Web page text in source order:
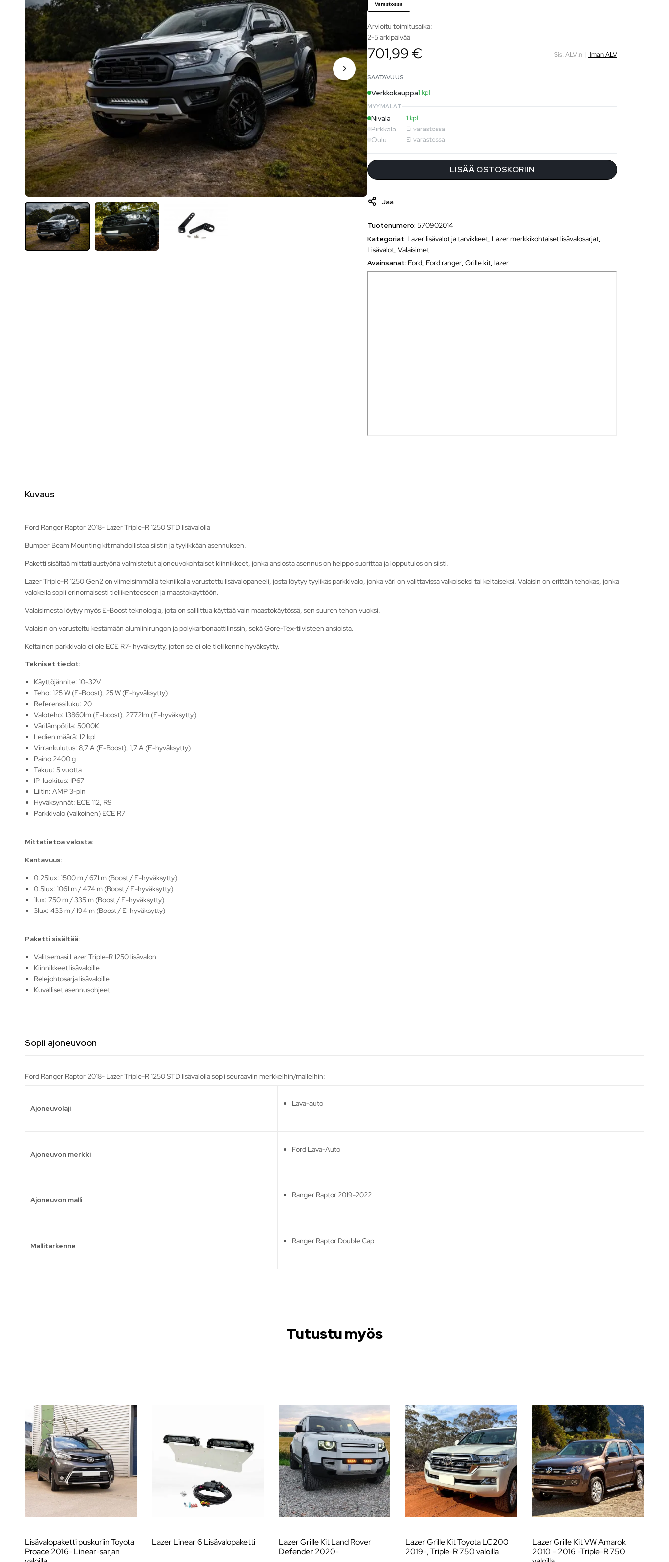
Varastossa
Arvioitu toimitusaika:
2-5 arkipäivää
701,99 € Sis. ALV:n | Ilman ALV
SAATAVUUS
Verkkokauppa1 kpl
MYYMÄLÄT
Nivala 1 kpl
Pirkkala Ei varastossa
Oulu Ei varastossa
LISÄÄ OSTOSKORIIN
Jaa
Tuotenumero: 570902014
Kategoriat: Lazer lisävalot ja tarvikkeet Lazer merkkikohtaiset lisävalosarjat
Lisävalot ,Valaisimet
Avainsanat: Ford Ford ranger ,Grille kit ,lazer
Kuvaus
Ford Ranger Raptor 2018- Lazer Triple-R 1250 STD lisävalolla
Bumper Beam Mounting kit mahdollistaa siistin ja tyylikkään asennuksen.
Paketti sisältää mittatilaustyönä valmistetut ajoneuvokohtaiset kiinnikkeet, jonka ansiosta asennus on helppo suorittaa ja lopputulos on siisti.
Lazer Triple-R 1250 Gen2 on viimeisimmällä tekniikalla varustettu lisävalopaneeli, josta löytyy tyylikäs parkkivalo, jonka väri on valittavissa valkoiseksi tai keltaiseksi. Valaisin on erittäin tehokas, jonka
valokeila sopii erinomaisesti tieliikenteeseen ja maastokäyttöön.
Valaisimesta löytyy myös E-Boost teknologia, jota on salllittua käyttää vain maastokäytössä, sen suuren tehon vuoksi.
Valaisin on varusteltu kestämään alumiinirungon ja polykarbonaattilinssin, sekä Gore-Tex-tiivisteen ansioista.
Keltainen parkkivalo ei ole ECE R7- hyväksytty, joten se ei ole tieliikenne hyväksytty.
Tekniset tiedot:
Käyttöjännite: 10-32V
Teho: 125 W (E-Boost), 25 W (E-hyväksytty)
Referenssiluku: 20
Valoteho: 13860lm (E-boost), 2772lm (E-hyväksytty)
Värilämpötila: 5000K
Ledien määrä: 12 kpl
Virrankulutus: 8,7 A (E-Boost), 1,7 A (E-hyväksytty)
Paino 2400 g
Takuu: 5 vuotta
IP-luokitus: IP67
Liitin: AMP 3-pin
Hyväksynnät: ECE 112, R9
Parkkivalo (valkoinen) ECE R7
Mittatietoa valosta:
Kantavuus:
0.25lux: 1500 m / 671 m (Boost / E-hyväksytty)
0.5lux: 1061 m / 474 m (Boost / E-hyväksytty)
1lux: 750 m / 335 m (Boost / E-hyväksytty)
3lux: 433 m / 194 m (Boost / E-hyväksytty)
Paketti sisältää:
Valitsemasi Lazer Triple-R 1250 lisävalon
Kiinnikkeet lisävaloille
Relejohtosarja lisävaloille
Kuvalliset asennusohjeet
Sopii ajoneuvoon
Ford Ranger Raptor 2018- Lazer Triple-R 1250 STD lisävalolla sopii seuraaviin merkkeihin/malleihin:
Ajoneuvolaji
Lava-auto
Ajoneuvon merkki
Ford Lava-Auto
Ajoneuvon malli
Ranger Raptor 2019-2022
Mallitarkenne
Ranger Raptor Double Cap
Tutustu myös
Lisävalopaketti puskuriin Toyota
Proace 2016- Linear-sarjan
Lazer Linear 6 Lisävalopaketti
Lazer Grille Kit Land Rover
Defender 2020-
Lazer Grille Kit Toyota LC200
2019-, Triple-R 750 valoilla
Lazer Grille Kit VW Amarok
2010 – 2016 -Triple-R 750